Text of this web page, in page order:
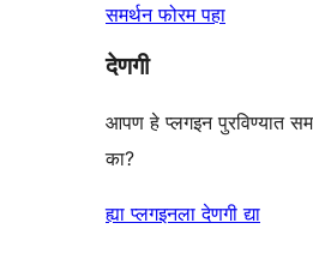
समर्थन फोरम पहा
देणगी
आपण हे प्लगइन पुरविण्यात
का?
ह्या प्लगइनला देणगी द्या